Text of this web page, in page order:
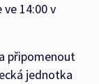
14:00 v
připomenout
jednotka